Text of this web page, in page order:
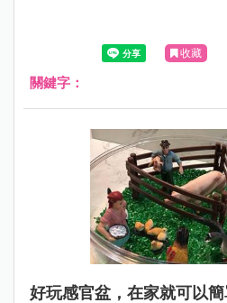
收藏
關鍵字：
好玩感官盆，在家就可以